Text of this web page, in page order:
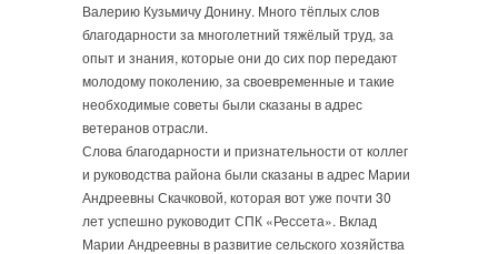
Валерию Кузьмичу Донину. Много тёплых слов
благодарности за многолетний тяжёлый труд, за
опыт и знания, которые они до сих пор передают
молодому поколению, за своевременные и такие
необходимые советы были сказаны в адрес
ветеранов отрасли.
Слова благодарности и признательности от коллег
и руководства района были сказаны в адрес Марии
Андреевны Скачковой, которая вот уже почти 30
лет успешно руководит СПК «Рессета». Вклад
Марии Андреевны в развитие сельского хозяйства